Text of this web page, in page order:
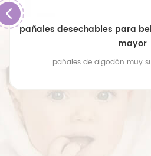
pañales desechables para
mayor
pañales de algodón muy